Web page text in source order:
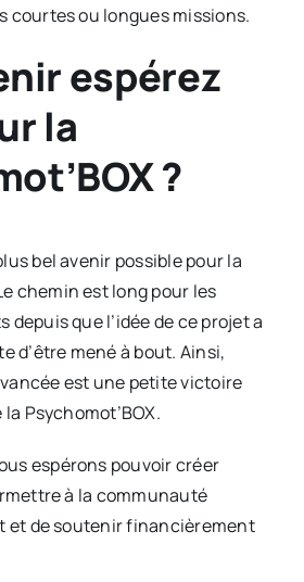
courtes ou longues missions.
espérez
la
?
bel avenir possible pour la
chemin est long pour les
depuis que l’idée de ce projet a
d’être mené à bout. Ainsi,
est une petite victoire
Psychomot’BOX.
espérons pouvoir créer
à la communauté
et de soutenir financièrement